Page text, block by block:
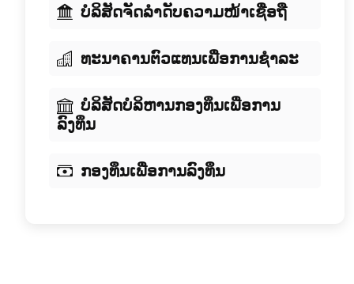
ບໍລິສັດຈັດລໍາດັບຄວາມໜ້າເຊື່ອຖື
ທະນາຄານຕົວແທນເພື່ອການຊໍາລະ
ບໍລິສັດບໍລິຫານກອງທຶນເພື່ອການ
ລົງທຶນ
ກອງທຶນເພື່ອການລົງທຶນ